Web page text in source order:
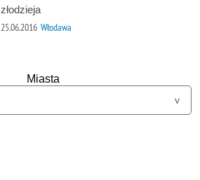
złodzieja
25.06.2016 Włodawa
Miasta